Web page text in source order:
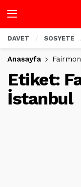
DAVET SOSYETE
Anasayfa
Etiket:
İstanbul